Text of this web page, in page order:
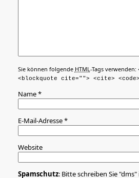
Sie können folgende HTML-Tags verwenden:
<blockquote cite=""> <cite>
Name*
E-Mail-Adresse*
Website
Spamschutz: Bitte schreiben Sie "dms"